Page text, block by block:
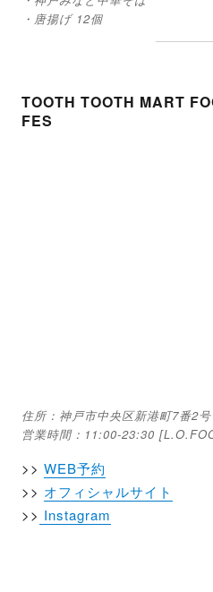
・唐揚げ 12個
TOOTH TOOTH MART
FES
住所：神戸市中央区新港町7番2
営業時間：11:00-23:30
>> WEB予約
>> オフィシャルサイト
>> Instagram